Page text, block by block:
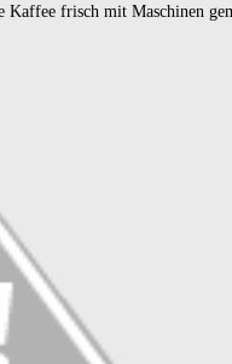
frisch mit Maschinen